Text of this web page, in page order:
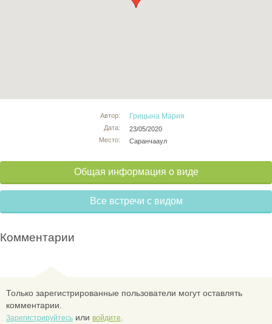
Автор:
Дата:
Место:
Грицына Мария
23/05/2020
Саранчааул
Общая информация о виде
Все встречи с видом
Комментарии
Только зарегистрированные пользователи могут оставлять
комментарии.
Зарегистрируйтесь или войдите